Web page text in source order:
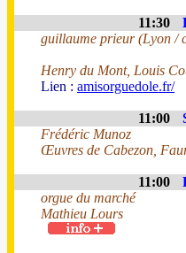
11:30
guillaume prieur (Lyon /
Henry du Mont, Louis
Lien : amisorguedole.fr/
11:00
Frédéric Munoz
Œuvres de Cabezon,
11:00
orgue du marché
Mathieu Lours